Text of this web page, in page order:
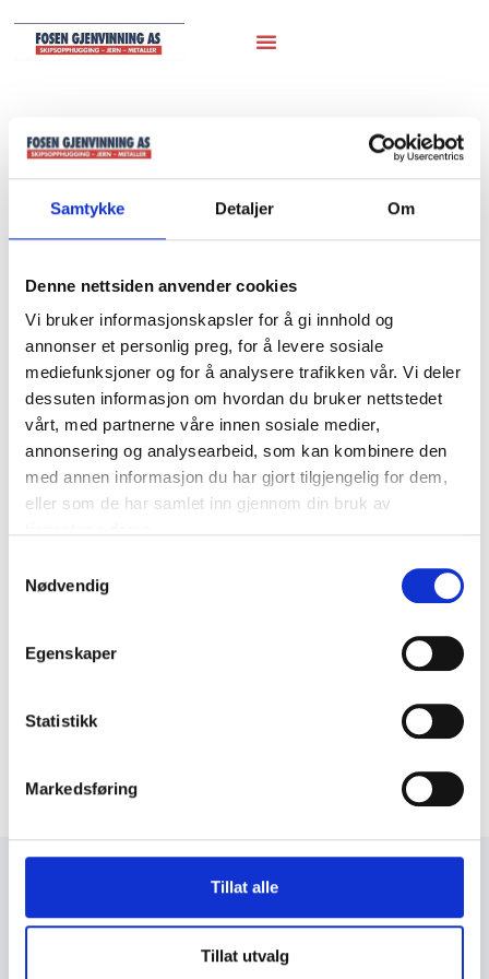
Samtykke Detaljer Om
Denne nettsiden anvender cookies
Vi bruker informasjonskapsler for å gi innhold og
annonser et personlig preg, for å levere sosiale
mediefunksjoner og for å analysere trafikken vår. Vi deler
dessuten informasjon om hvordan du bruker nettstedet
vårt, med partnerne våre innen sosiale medier,
annonsering og analysearbeid, som kan kombinere den
med annen informasjon du har gjort tilgjengelig for dem,
eller som de har samlet inn gjennom din bruk av
Nødvendig
Egenskaper
Statistikk
Markedsføring
Tillat alle
Tillat utvalg
Hjem/Marineutstyr
/ 09. Anker
vinsjer
09. Anker vinsjer
Ramnfjord
+47 72 53 44 30
knut@fosengjenvinning.no